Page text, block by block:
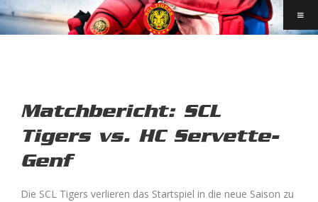
Matchbericht: SCL
Tigers vs. HC Servette-
Genf
Die SCL Tigers verlieren das Startspiel in die neue Saison zu